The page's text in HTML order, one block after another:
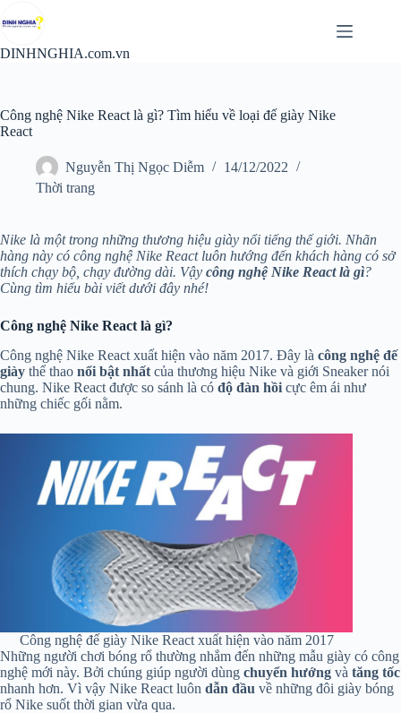
đến
nội
DINHNGHIA.com.vn
Công nghệ Nike React là gì? Tìm hiểu về loại đế giày Nike
React
Nguyễn Thị Ngọc Diễm
14/12/2022
Thời trang
Nike là một trong những thương hiệu giày nổi tiếng thế giới. Nhãn
hàng này có công nghệ Nike React luôn hướng đến khách hàng có sở
thích chạy bộ, chạy đường dài. Vậy công nghệ Nike React là gì?
Cùng tìm hiểu bài viết dưới đây nhé!
Công nghệ Nike React là gì?
Công nghệ Nike React xuất hiện vào năm 2017. Đây là công nghệ đế
giày thể thao nổi bật nhất của thương hiệu Nike và giới Sneaker nói
chung. Nike React được so sánh là có độ đàn hồi cực êm ái như
những chiếc gối nằm.
Công nghệ đế giày Nike React xuất hiện vào năm 2017
Những người chơi bóng rổ thường nhắm đến những mẫu giày có công
nghệ mới này. Bởi chúng giúp người dùng chuyển hướng và tăng tốc
nhanh hơn. Vì vậy Nike React luôn dẫn đầu về những đôi giày bóng
rổ Nike suốt thời gian vừa qua.